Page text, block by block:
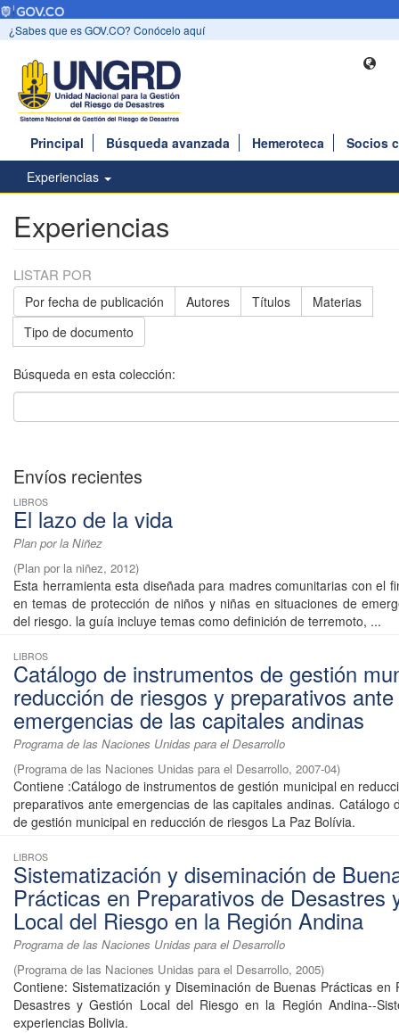
¿Sabes que es GOV.CO? Conócelo aquí
Principal Búsqueda avanzada Hemeroteca
Socios
Experiencias
Experiencias
LISTAR POR
Por fecha de publicación Autores Títulos
Materias
Tipo de documento
Búsqueda en esta colección:
Envíos recientes
LIBROS
El lazo de la vida
Plan por la Niñez
(Plan por la niñez, 2012)
Esta herramienta esta diseñada para madres comunitarias con el
en temas de protección de niños y niñas en situaciones de
del riesgo. la guía incluye temas como definición de terremoto, ...
LIBROS
Catálogo de instrumentos de gestión
reducción de riesgos y preparativos ante
emergencias de las capitales andinas
Programa de las Naciones Unidas para el Desarrollo
(Programa de las Naciones Unidas para el Desarrollo, 2007-04)
Contiene :Catálogo de instrumentos de gestión municipal en
preparativos ante emergencias de las capitales andinas. Catálogo
de gestión municipal en reducción de riesgos La Paz Bolívia.
LIBROS
Sistematización y diseminación de
Prácticas en Preparativos de Desastres
Local del Riesgo en la Región Andina
Programa de las Naciones Unidas para el Desarrollo
(Programa de las Naciones Unidas para el Desarrollo, 2005)
Contiene: Sistematización y Diseminación de Buenas Prácticas en
Desastres y Gestión Local del Riesgo en la Región Andina--
experiencias Bolivia.